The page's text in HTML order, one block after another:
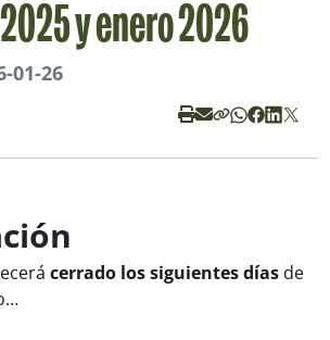
y enero 2026
01-26
cerrado los siguientes días de